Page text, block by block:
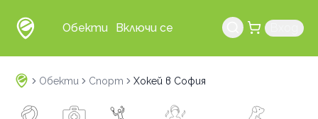
Обекти Включи се
Обекти Спорт Хокей в София